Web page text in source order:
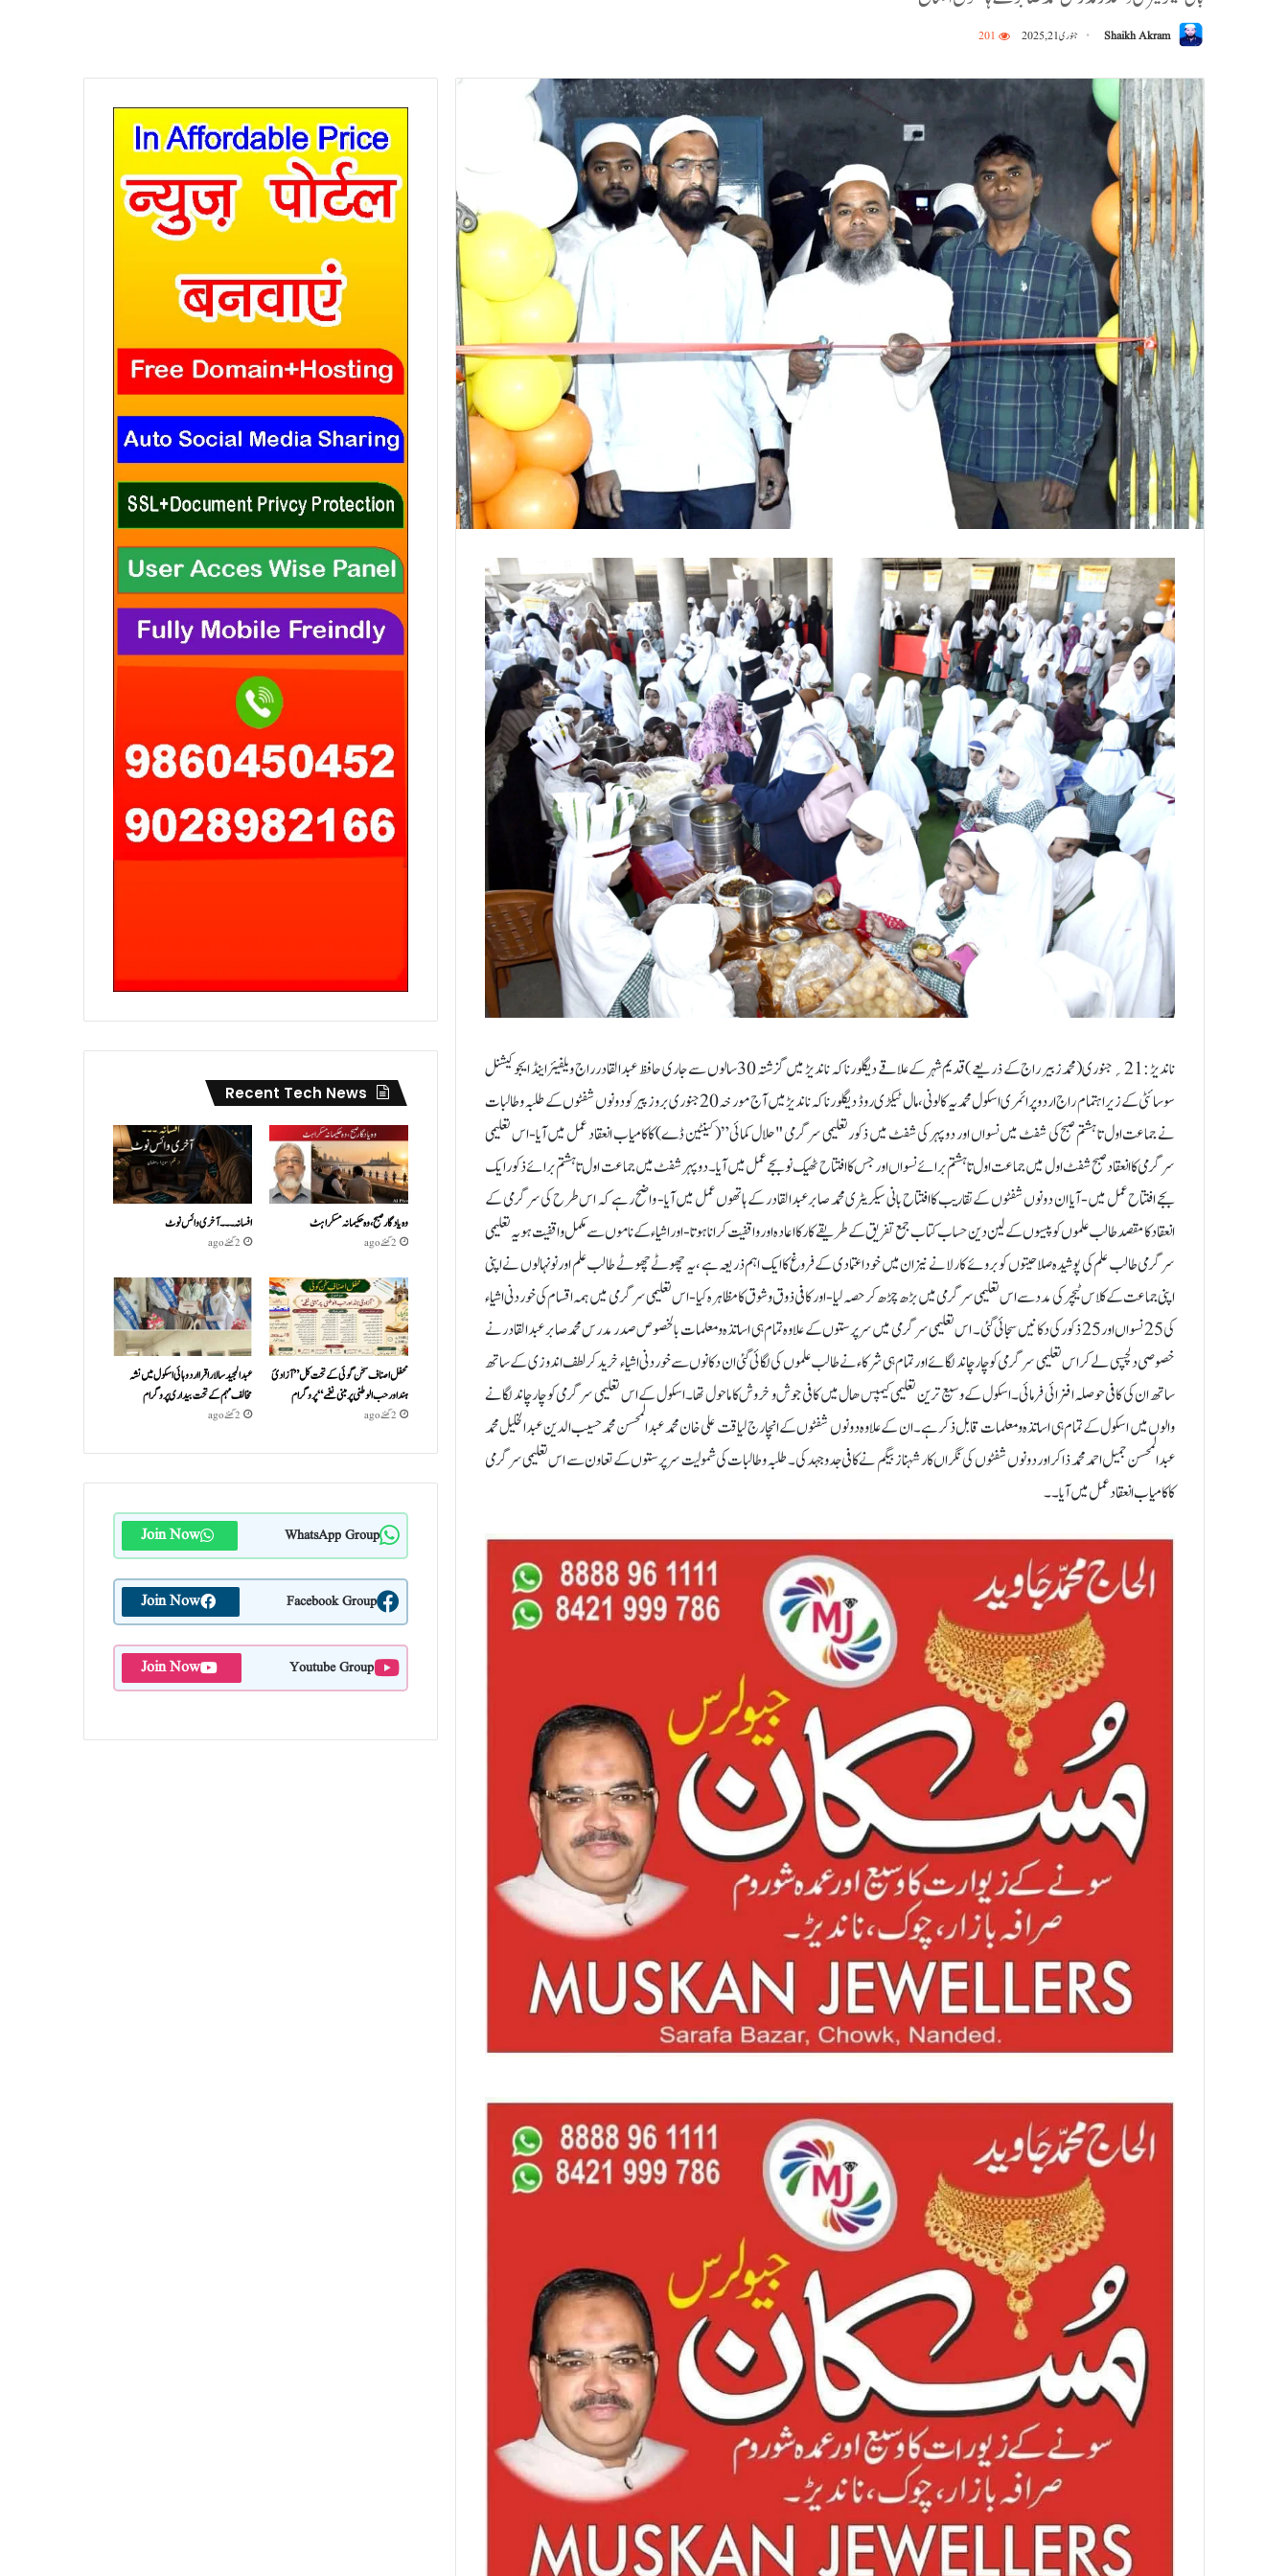
Shaikh Akram جنوری 21, 2025 201
ناندیڑ :21؍جنوری(محمد زبیر راج کے ذریعے )قدیم شہر کے علاقے دیگلور ناکہ ناندیڑ میں گزشتہ 30 سالوں سے جاری حافظ عبدالقادر راج ویلفیئر اینڈ ایجوکیشنل
سوسائٹی کے زیراہتمام راج اردو پرائمری اسکول محمدیہ کالونی ،مال ٹیکڑی روڈ دیگلور ناکہ ناندیڑ میں آج مورخہ 20 جنوری بروز پیر کو دونوں شفٹوں کے طلبہ و طالبات
نے جماعت اول تا ہشتم صبح کی شفٹ میں نسواں اور دوپہر کی شفٹ میں ذکور تعلیمی سرگرمی "حلال کمائی” (کینٹین ڈے) کا کامیاب انعقاد عمل میں آیا-اس تعلیمی
سرگرمی کا انعقاد صبح شفٹ اول میں جماعت اول تا ہشتم برائے نسواں اور جس کا افتتاح ٹھیک نو بجے عمل میں آیا۔ دوپہر شفٹ میں جماعت اول تا ہشتم برائے ذکور ایک
بجے افتتاح عمل میں- آیا ان دونوں شفٹوں کے تقاریب کا افتتاح بانی سیکریٹری محمد صابر عبدالقادر کے ہاتھوں عمل میں آیا- واضح رہے کہ اس طرح کی سرگرمی کے
انعقاد کا مقصد طالب علموں کو پیسوں کے لین دین حساب کتاب جمع تفریق کے طریقے کار کا اعادہ اور واقفیت کراناہوتا -اور اشیاء کے ناموں سے مکمل واقفیت ہو یہ تعلیمی
سرگرمی طالب علم کی پوشیدہ صلاحیتوں کو بروئے کار لانے نیز ان میں خود اعتمادی کے فروغ کا ایک اہم ذریعہ ہے ، یہ چھوٹے چھوٹے طالب علم اور نونہالوں نے اپنی
اپنی جماعت کے کلاس ٹیچر کی مدد سے اس تعلیمی سرگرمی میں بڑھ چڑھ کر حصہ لیا-اور کافی ذوق و شوق کا مظاہرہ کیا- اس تعلیمی سرگرمی میں ہمہ اقسام کی خوردنی اشیاء
کی 25 نسواں اور 25 ذکور کی دکانیں سجائی گئی۔ اس تعلیمی سرگرمی میں سرپرستوں کے علاوہ تمام ہی اساتذہ و معلمات بالخصوص صدر مدرس محمد صابر عبدالقادر نے
خصوصی دلچسپی لے کر اس تعلیمی سرگرمی کو چار چاند لگائے اور تمام ہی شرکاء نے طالب علموں کی لگائی گئی ان دکانوں سے خوردنی اشیاء خرید کر لطف اندوزی کے ساتھ
ساتھ ان کی کافی حوصلہ افزائی فرمائی۔ اسکول کے وسیع ترین تعلیمی کیمپس ھال میں کافی جوش و خروش کا ماحول تھا۔ اسکول کے اس تعلیمی سرگرمی کو چار چاند لگانے
والوں میں اسکول کے تمام ہی اساتذہ و معلمات قابل ذکر ہے ۔ان کے علاوہ دونوں شفٹوں کے انچارج لیاقت علی خان محمد عبدالمحسن محمد حسیب الدین عبدالخلیل محمد
عبدالمحسن جمیل احمدمحمد ذاکر اور دونوں شفٹوں کی نگراں کار شہناز بیگم نے کافی جدوجہد کی۔ طلبہ و طالبات کی شمولیت سرپرستوں کے تعاون سے اس تعلیمی سرگرمی
کا کامیاب انعقاد عمل میں آیا۔۔
Recent Tech News
وہ یادگار صبح، وہ حکیمانہ مسکراہٹ
2 گھنٹے ago
افسانہ۔۔۔آخری وائس نوٹ
2 گھنٹے ago
محفل اصناف سخن گوئی کے تحت کل ”آزادئ
ہند اور حب الوطنی پر مبنی نغمے“پروگرام
2 گھنٹے ago
عبدالمجید سالار اقرا اردو ہائی اسکول میں نشہ
مخالف مہم کے تحت بیداری پروگرام
2 گھنٹے ago
WhatsApp Group
Join Now
Facebook Group
Join Now
Youtube Group
Join Now